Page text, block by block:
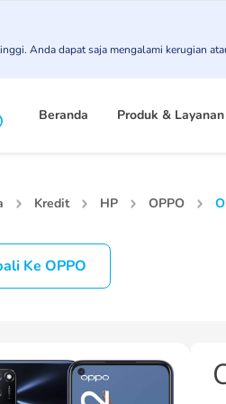
Anda dapat saja mengalami kerugian
navigation
Beranda Produk & Layanan
Kredit HP OPPO
Ke OPPO